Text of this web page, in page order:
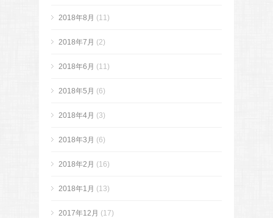
2018年8月 (11)
2018年7月 (2)
2018年6月 (11)
2018年5月 (6)
2018年4月 (3)
2018年3月 (6)
2018年2月 (16)
2018年1月 (13)
2017年12月 (17)